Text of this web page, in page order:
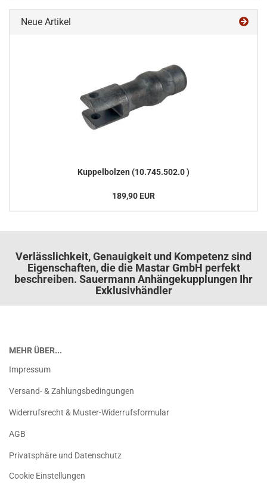
Neue Artikel
Kup­pel­bol­zen (10.745.502.0 )
189,90 EUR
Verlässlichkeit, Genauigkeit und Kompetenz sind
Eigenschaften, die die Mastar GmbH perfekt
beschreiben. Sauermann Anhängekupplungen Ihr
Exklusivhändler
MEHR ÜBER...
Impressum
Versand- & Zahlungsbedingungen
Widerrufsrecht & Muster-Widerrufsformular
AGB
Privatsphäre und Datenschutz
Cookie Einstellungen